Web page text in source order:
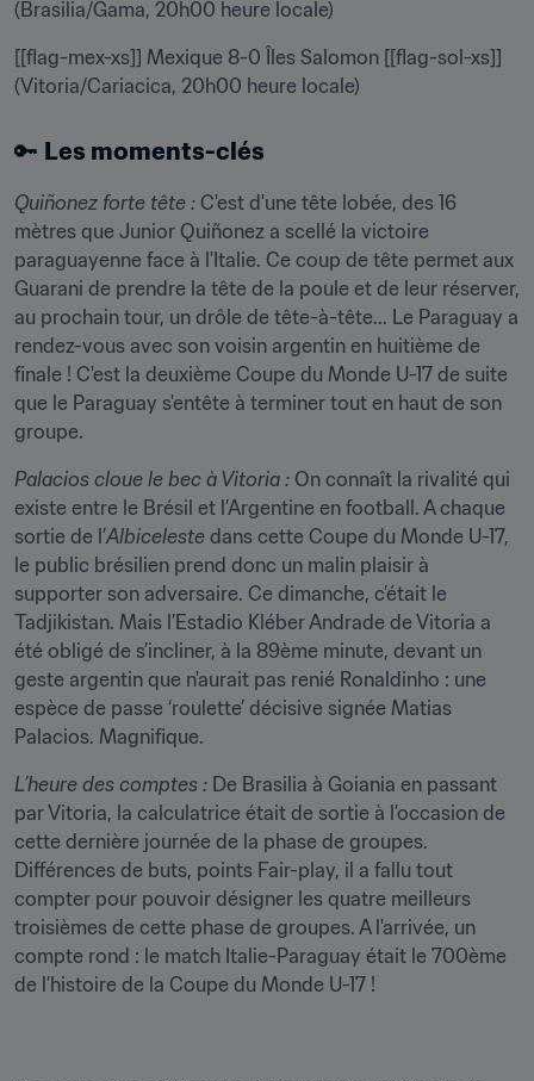
(Brasilia/Gama, 20h00 heure locale)
[[flag-mex-xs]] Mexique 8-0 Îles Salomon [[flag-sol-xs]]
(Vitoria/Cariacica, 20h00 heure locale)
🔑 Les moments-clés
Quiñonez forte tête : C'est d'une tête lobée, des 16
mètres que Junior Quiñonez a scellé la victoire
paraguayenne face à l'Italie. Ce coup de tête permet aux
Guarani de prendre la tête de la poule et de leur réserver,
au prochain tour, un drôle de tête-à-tête... Le Paraguay a
rendez-vous avec son voisin argentin en huitième de
finale ! C'est la deuxième Coupe du Monde U-17 de suite
que le Paraguay s'entête à terminer tout en haut de son
groupe.
Palacios cloue le bec à Vitoria : On connaît la rivalité qui
existe entre le Brésil et l’Argentine en football. A chaque
sortie de l’Albiceleste dans cette Coupe du Monde U-17,
le public brésilien prend donc un malin plaisir à
supporter son adversaire. Ce dimanche, c’était le
Tadjikistan. Mais l’Estadio Kléber Andrade de Vitoria a
été obligé de s’incliner, à la 89ème minute, devant un
geste argentin que n'aurait pas renié Ronaldinho : une
espèce de passe ‘roulette’ décisive signée Matias
Palacios. Magnifique.
L’heure des comptes : De Brasilia à Goiania en passant
par Vitoria, la calculatrice était de sortie à l’occasion de
cette dernière journée de la phase de groupes.
Différences de buts, points Fair-play, il a fallu tout
compter pour pouvoir désigner les quatre meilleurs
troisièmes de cette phase de groupes. A l'arrivée, un
compte rond : le match Italie-Paraguay était le 700ème
de l’histoire de la Coupe du Monde U-17 !